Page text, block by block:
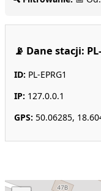
📡 Dane stacji:
ID: PL-EPRG1
IP: 127.0.0.1
GPS: 50.06285,